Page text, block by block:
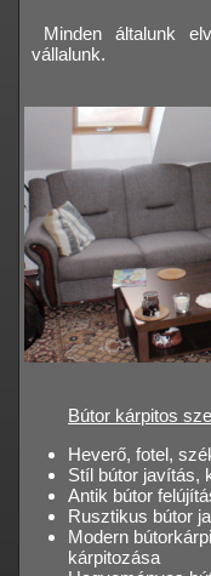
Minden általunk
vállalunk.
Bútor kárpitos
Heverő, fotel,
Stíl bútor javítás,
Antik bútor
Rusztikus bútor
Modern
kárpitozása